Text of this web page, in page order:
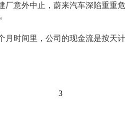
意外中止，蔚来汽车深陷重重
月时间里，公司的现金流是按天
3